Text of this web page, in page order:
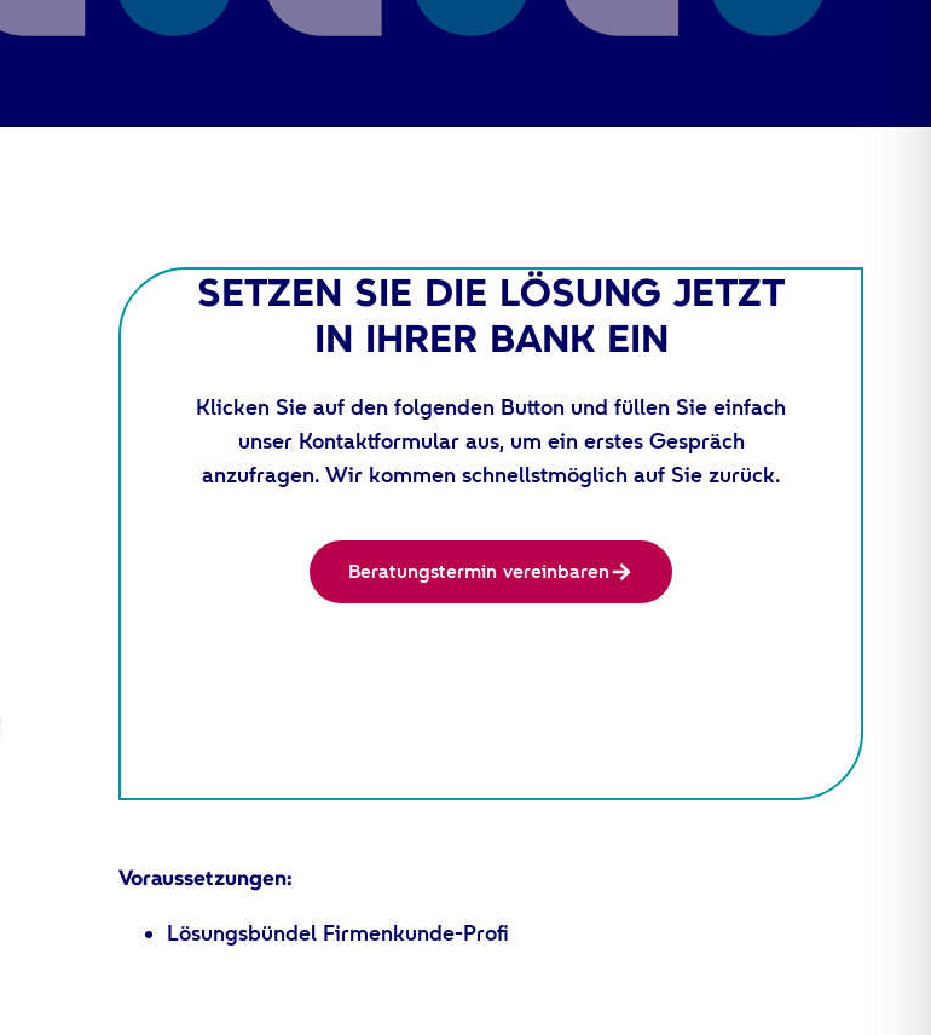
SETZEN SIE DIE LÖSUNG JETZT
IN IHRER BANK EIN
Klicken Sie auf den folgenden Button und füllen Sie einfach
unser Kontaktformular aus, um ein erstes Gespräch
anzufragen. Wir kommen schnellstmöglich auf Sie zurück.
Beratungstermin vereinbaren
Voraussetzungen:
Lösungsbündel Firmenkunde-Profi